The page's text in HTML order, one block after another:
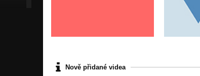
Nově přidané videa